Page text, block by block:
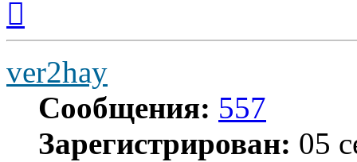
началу
ver2hay
Сообщения: 557
Зарегистрирован: 05